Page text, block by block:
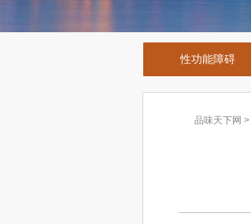
性功能障碍
品味天下网 >